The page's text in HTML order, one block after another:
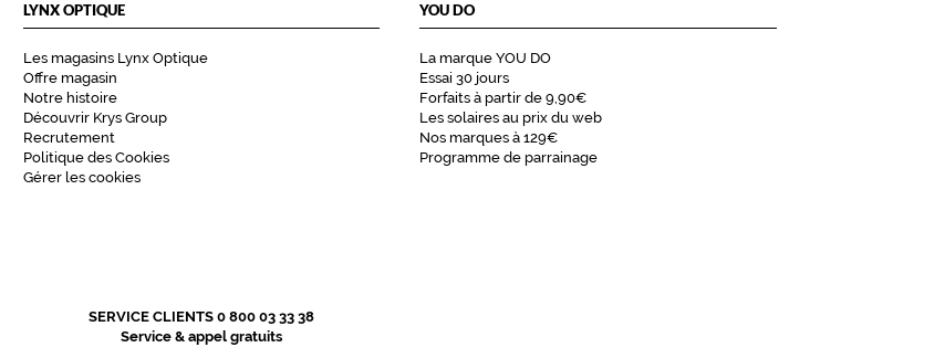
LYNX OPTIQUE
Les magasins Lynx Optique
Offre magasin
Notre histoire
Découvrir Krys Group
Recrutement
Politique des Cookies
Gérer les cookies
YOU DO
La marque YOU DO
Essai 30 jours
Forfaits à partir de 9,90€
Les solaires au prix du web
Nos marques à 129€
Programme de parrainage
SERVICE CLIENTS 0 800 03 33 38
Service & appel gratuits